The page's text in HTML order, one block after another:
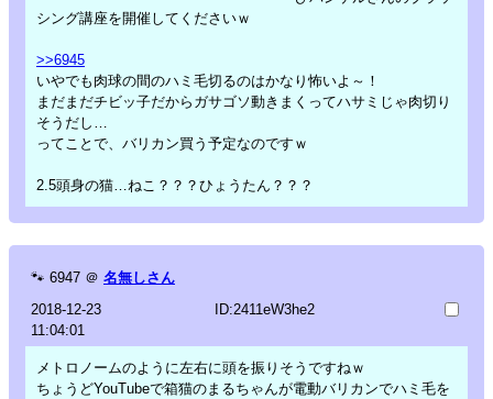
シング講座を開催してくださいｗ
>>6945
いやでも肉球の間のハミ毛切るのはかなり怖いよ～！
まだまだチビッ子だからガサゴソ動きまくってハサミじゃ肉切り
そうだし…
ってことで、バリカン買う予定なのですｗ
2.5頭身の猫…ねこ？？？ひょうたん？？？
🐾 6947 ＠ 名無しさん
2018-12-23
11:04:01
ID:2411eW3he2
メトロノームのように左右に頭を振りそうですねｗ
ちょうどYouTubeで箱猫のまるちゃんが電動バリカンでハミ毛を